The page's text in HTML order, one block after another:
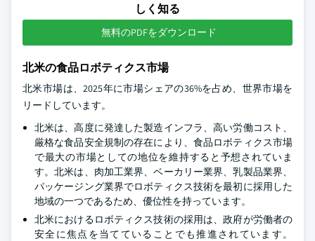
しく知る
無料のPDFをダウンロード
北米の食品ロボティクス市場
北米市場は、2025年に市場シェアの36%を占め、世界市場を
リードしています。
北米は、高度に発達した製造インフラ、高い労働コスト、
厳格な食品安全規制の存在により、食品ロボティクス市場
で最大の市場としての地位を維持すると予想されていま
す。北米は、肉加工業界、ベーカリー業界、乳製品業界、
パッケージング業界でロボティクス技術を最初に採用した
地域の一つであるため、優位性を持っています。
北米におけるロボティクス技術の採用は、政府が労働者の
安全に焦点を当てていることでも推進されています。